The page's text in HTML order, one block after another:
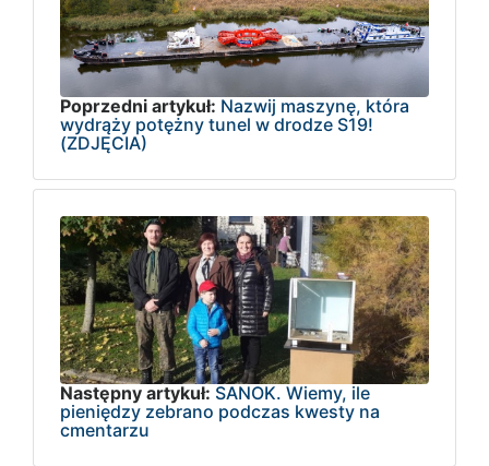
Poprzedni artykuł: Nazwij maszynę, która
wydrąży potężny tunel w drodze S19!
(ZDJĘCIA)
Następny artykuł: SANOK. Wiemy, ile
pieniędzy zebrano podczas kwesty na
cmentarzu